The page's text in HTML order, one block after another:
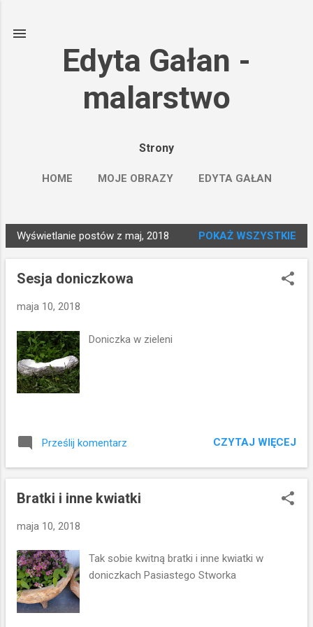
Edyta Gałan -
malarstwo
Strony
HOME MOJE OBRAZY EDYTA GAŁAN
P
o
Wyświetlanie postów z maj, 2018 POKAŻ WSZYSTKIE
Sesja doniczkowa
maja 10, 2018
Doniczka w zieleni
Prześlij komentarz CZYTAJ WIĘCEJ
Bratki i inne kwiatki
maja 10, 2018
Tak sobie kwitną bratki i inne kwiatki w
doniczkach Pasiastego Stworka